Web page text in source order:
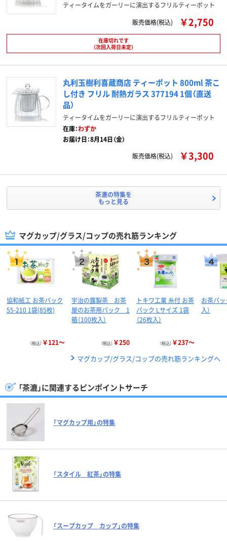
ティータイムをガーリーに演出するフリルティーポット
販売価格(税込)
￥2,750
在庫切れです
（次回入荷日未定）
丸利玉樹利喜蔵商店 ティーポット 800ml 茶こ
し付き フリル 耐熱ガラス 377194 1個（直送
品）
ティータイムをガーリーに演出するフリルティーポット
在庫：わずか
お届け日：8月14日（金）
販売価格(税込)
￥3,300
茶漉の特集を
もっと見る
マグカップ/グラス/コップの売れ筋ランキング
協和紙工 お茶パック
55-210 1袋(85枚)
（税込） ￥121～
宇治の露製茶 お茶
屋のお茶用パック 1
箱（100枚入）
（税込） ￥250
トキワ工業 糸付 お茶
パック Lサイズ 1袋
（26枚入）
（税込） ￥237～
お茶パッ
入）
マグカップ/グラス/コップの売れ筋ランキングへ
「茶漉」に関連するピンポイントサーチ
「マグカップ用」の特集
「スタイル 紅茶」の特集
「スープカップ カップ」の特集